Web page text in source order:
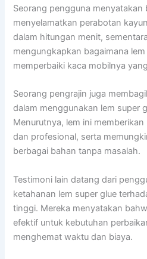
Seorang pengguna menyatakan
menyelamatkan perabotan
dalam hitungan menit,
mengungkapkan bagaimana
memperbaiki kaca mobilnya
Seorang pengrajin juga
dalam menggunakan lem super
Menurutnya, lem ini
dan profesional, serta
berbagai bahan tanpa masalah.
Testimoni lain datang dari
ketahanan lem super glue
tinggi. Mereka menyatakan
efektif untuk kebutuhan
menghemat waktu dan biaya.